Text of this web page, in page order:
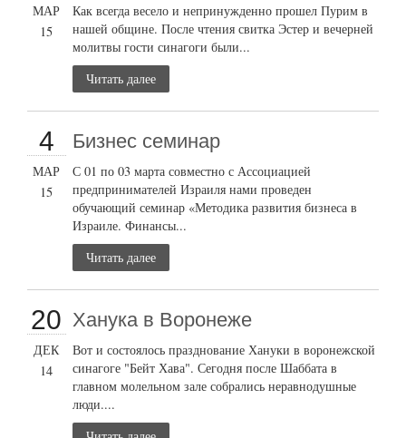
МАР
15
Как всегда весело и непринужденно прошел Пурим в
нашей общине. После чтения свитка Эстер и вечерней
молитвы гости синагоги были...
Читать далее
4
МАР
15
Бизнес семинар
С 01 по 03 марта совместно с Ассоциацией
предпринимателей Израиля нами проведен
обучающий семинар «Методика развития бизнеса в
Израиле. Финансы...
Читать далее
20
ДЕК
14
Ханука в Воронеже
Вот и состоялось празднование Хануки в воронежской
синагоге "Бейт Хава". Сегодня после Шаббата в
главном молельном зале собрались неравнодушные
люди....